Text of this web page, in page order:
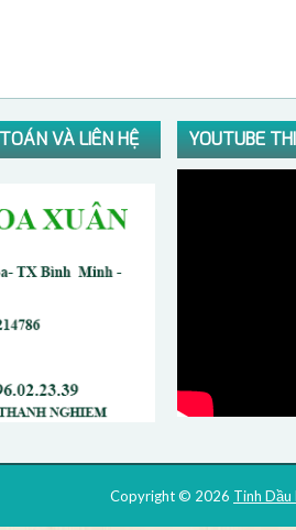
VÀ LIÊN HỆ YOUTUBE
Copyright © 2026 Tinh Dầu